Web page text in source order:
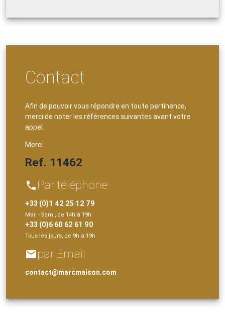
Contact
Afin de pouvoir vous répondre en toute pertinence,
merci de noter les références suivantes avant votre
appel.
Merci.
Ref. 11462
phone Par téléphone
+33 (0)1 42 25 12 79
Mar. - Sam., de 14h à 19h
+33 (0)6 60 62 61 90
Tous les jours, de 9h à 19h
emailpar Email
contact@marcmaison.com